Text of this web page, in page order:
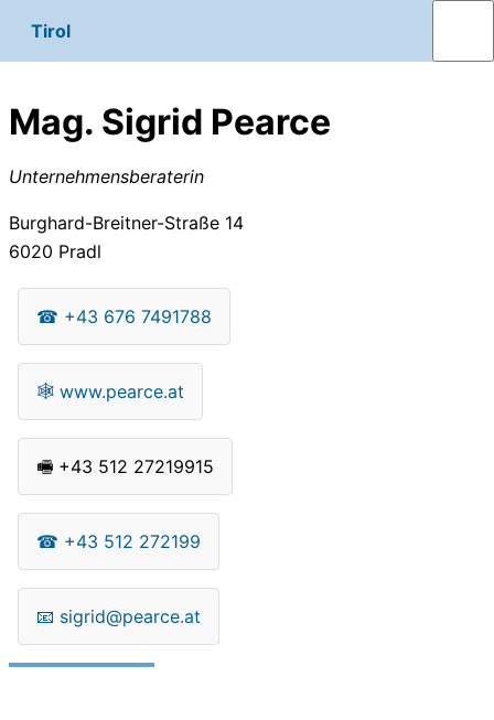
Tirol
Mag. Sigrid Pearce
Unternehmensberaterin
Burghard-Breitner-Straße 14
6020 Pradl
☎ +43 676 7491788
🕸 www.pearce.at
🖷 +43 512 27219915
☎ +43 512 272199
📧 sigrid@pearce.at